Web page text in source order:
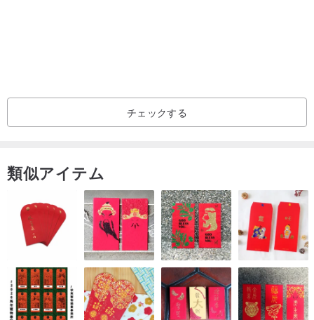
めました。既存にありふれたものをやるのでは意味がありません。
提灯のイメージの丸い形状を実現するには緻密さが必要で時間を
要しました。また、完成度を左右する芯材の選定、バッグとしての
利便性も持った開閉方法の実現には職人さんの忍耐強い努力と数え
きれない試作繰り返しました。
形の完成には１年以上、型数は実に通常のバッグの訳3倍程になり
ます。革だけでなく帯や襦袢といったデリケートな複数の異なる素
材を使用する為、縫製前の工程にも時間を要します。
チェックする
類似アイテム